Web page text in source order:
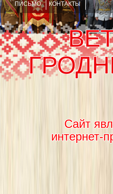
ПИСЬМО
КОНТАКТЫ
Сайт
интернет-